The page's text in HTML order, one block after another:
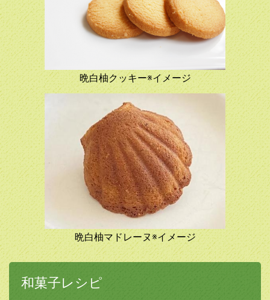
晩白柚クッキー※イメージ
晩白柚マドレーヌ※イメージ
和菓子レシピ